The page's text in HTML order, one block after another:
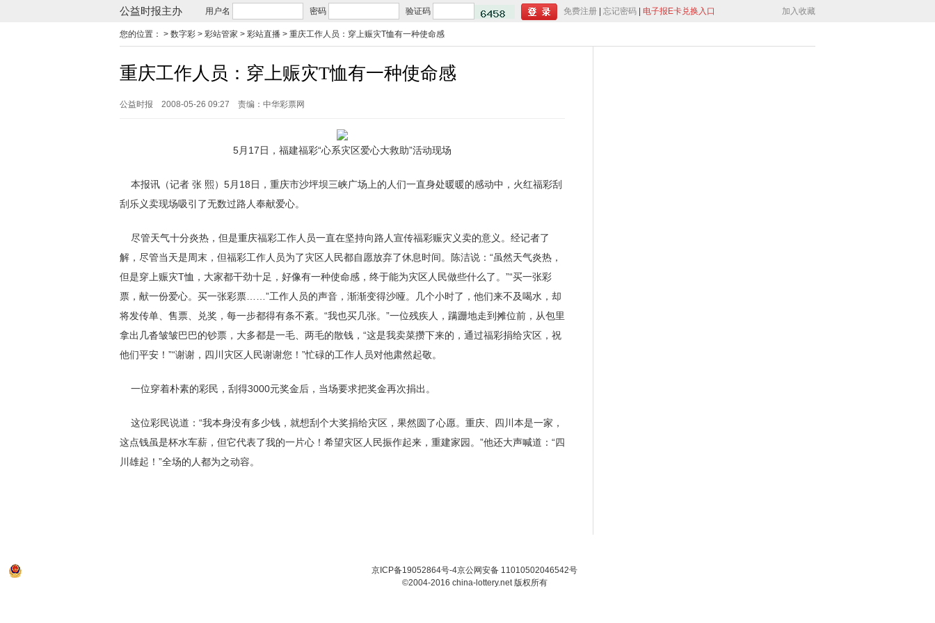
公益时报主办 用户名 密码 验证码 免费注册 忘记密码 电子报E卡兑换入口 加入收藏
您的位置： > 数字彩 > 彩站管家 > 彩站直播 > 重庆工作人员：穿上赈灾T恤有一种使命感
重庆工作人员：穿上赈灾T恤有一种使命感
公益时报 2008-05-26 09:27 责编：中华彩票网
5月17日，福建福彩“心系灾区爱心大救助”活动现场
本报讯（记者 张 熙）5月18日，重庆市沙坪坝三峡广场上的人们一直身处暖暖的感动中，火红福彩刮
刮乐义卖现场吸引了无数过路人奉献爱心。
尽管天气十分炎热，但是重庆福彩工作人员一直在坚持向路人宣传福彩赈灾义卖的意义。经记者了
解，尽管当天是周末，但福彩工作人员为了灾区人民都自愿放弃了休息时间。陈洁说：“虽然天气炎热，
但是穿上赈灾T恤，大家都干劲十足，好像有一种使命感，终于能为灾区人民做些什么了。”“买一张彩
票，献一份爱心。买一张彩票……”工作人员的声音，渐渐变得沙哑。几个小时了，他们来不及喝水，却
将发传单、售票、兑奖，每一步都得有条不紊。“我也买几张。”一位残疾人，蹒跚地走到摊位前，从包里
拿出几沓皱皱巴巴的钞票，大多都是一毛、两毛的散钱，“这是我卖菜攒下来的，通过福彩捐给灾区，祝
他们平安！”“谢谢，四川灾区人民谢谢您！”忙碌的工作人员对他肃然起敬。
一位穿着朴素的彩民，刮得3000元奖金后，当场要求把奖金再次捐出。
这位彩民说道：“我本身没有多少钱，就想刮个大奖捐给灾区，果然圆了心愿。重庆、四川本是一家，
这点钱虽是杯水车薪，但它代表了我的一片心！希望灾区人民振作起来，重建家园。”他还大声喊道：“四
川雄起！”全场的人都为之动容。
京ICP备19052864号-4京公网安备 11010502046542号
©2004-2016 china-lottery.net 版权所有